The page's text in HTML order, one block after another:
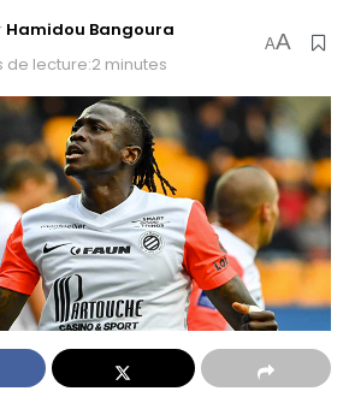
Hamidou Bangoura
de lecture:2 minutes
AA